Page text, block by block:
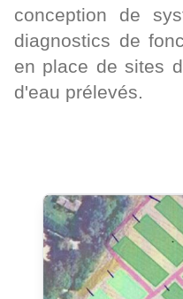
conception de
diagnostics de
en place de sites
d'eau prélevés.